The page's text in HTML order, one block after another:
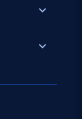
expand_more
expand_more